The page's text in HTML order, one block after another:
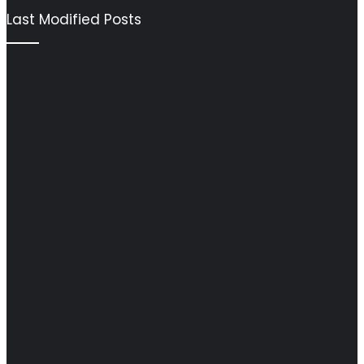
Last Modified Posts